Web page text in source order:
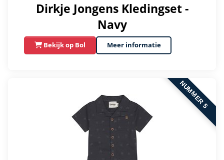
Dirkje Jongens Kledingset -
Navy
Bekijk op Bol Meer informatie
NUMMER 5